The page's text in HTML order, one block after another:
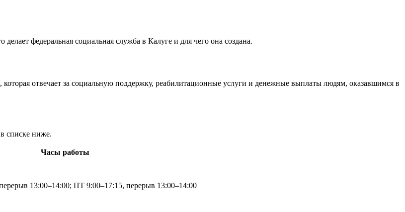
федеральная социальная служба в Калуге и для чего она создана.
отвечает за социальную поддержку, реабилитационные услуги и денежные выплаты людям, оказавшимся в
списке ниже.
Часы работы
13:00–14:00; ПТ 9:00–17:15, перерыв 13:00–14:00